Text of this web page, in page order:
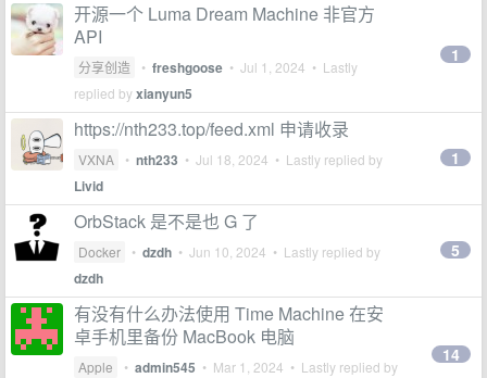
开源一个 Luma Dream Machine 非官方
API
分享创造 • freshgoose • Jul 1, 2024 • Lastly
replied byxianyun5
1
https://nth233.top/feed.xml 申请收录
VXNA • nth233 • Jul 18, 2024 • Lastly replied by
Livid
1
OrbStack 是不是也 G 了
Docker • dzdh • Jun 10, 2024 • Lastly replied by
dzdh
5
有没有什么办法使用 Time Machine 在安
卓手机里备份 MacBook 电脑
Apple • admin545 • Mar 1, 2024 • Lastly replied by
14